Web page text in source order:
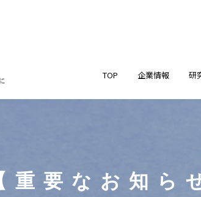
TOP 企業情報 研
【重要なお知